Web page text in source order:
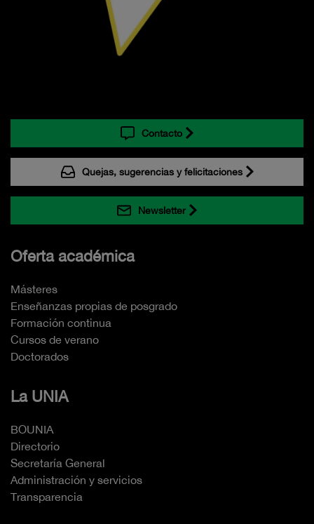
Contacto
Quejas, sugerencias y felicitaciones
Newsletter
Oferta académica
Másteres
Enseñanzas propias de posgrado
Formación continua
Cursos de verano
Doctorados
La UNIA
BOUNIA
Directorio
Secretaría General
Administración y servicios
Transparencia